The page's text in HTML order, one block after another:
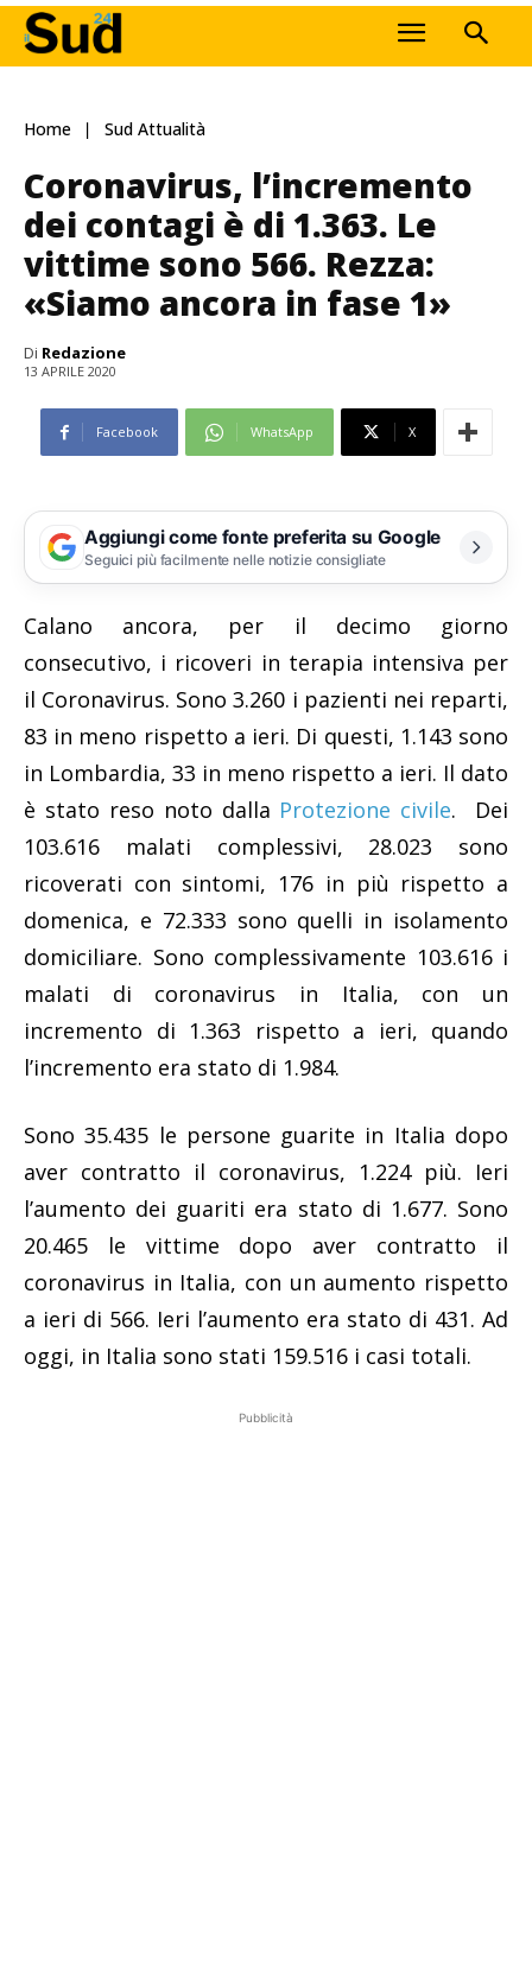
Home Sud Attualità
Coronavirus, l’incremento
dei contagi è di 1.363. Le
vittime sono 566. Rezza:
«Siamo ancora in fase 1»
Di Redazione
13 APRILE 2020
Facebook WhatsApp X
Aggiungi come fonte preferita su Google
Seguici più facilmente nelle notizie consigliate
Calano ancora, per il decimo giorno
consecutivo, i ricoveri in terapia intensiva per
il Coronavirus. Sono 3.260 i pazienti nei reparti,
83 in meno rispetto a ieri. Di questi, 1.143 sono
in Lombardia, 33 in meno rispetto a ieri. Il dato
è stato reso noto dalla Protezione civile. Dei
103.616 malati complessivi, 28.023 sono
ricoverati con sintomi, 176 in più rispetto a
domenica, e 72.333 sono quelli in isolamento
domiciliare. Sono complessivamente 103.616 i
malati di coronavirus in Italia, con un
incremento di 1.363 rispetto a ieri, quando
l’incremento era stato di 1.984.
Sono 35.435 le persone guarite in Italia dopo
aver contratto il coronavirus, 1.224 più. Ieri
l’aumento dei guariti era stato di 1.677. Sono
20.465 le vittime dopo aver contratto il
coronavirus in Italia, con un aumento rispetto
a ieri di 566. Ieri l’aumento era stato di 431. Ad
oggi, in Italia sono stati 159.516 i casi totali.
Pubblicità